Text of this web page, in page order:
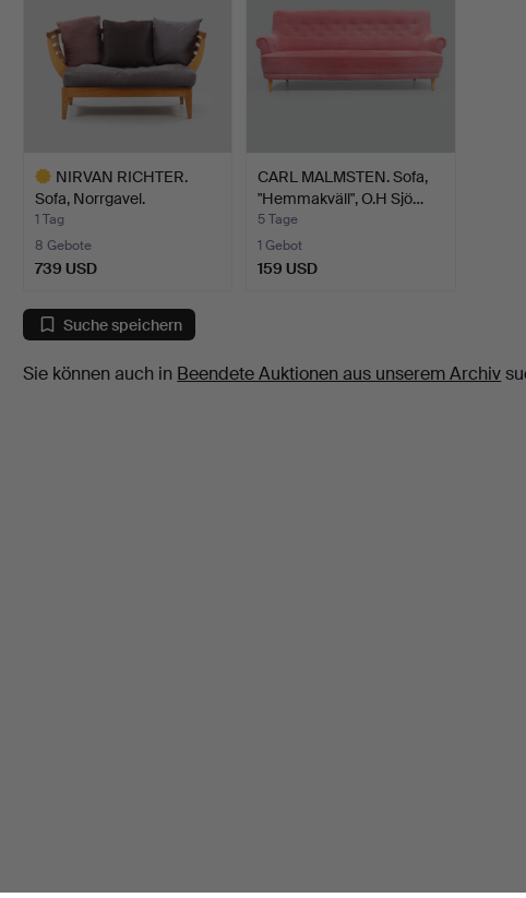
NIRVAN RICHTER.
Sofa, Norrgavel.
1 Tag
8 Gebote
739 USD
Objekt
CARL MALMSTEN. Sofa,
"Hemmakväll", O.H Sjö…
5 Tage
1 Gebot
159 USD
Suche speichern
Sie können auch in Beendete Auktionen aus unserem Archiv